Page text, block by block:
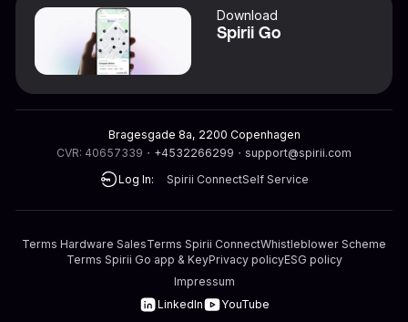
Download
Spirii Go
Bragesgade 8a, 2200 Copenhagen
CVR: 40657339 ・ +4532266299 ・ support@spirii.com
Log In:
Spirii ConnectSelf Service
Terms Hardware SalesTerms Spirii ConnectWhistleblower Scheme
Terms Spirii Go app & KeyPrivacy policyESG policy
Impressum
LinkedIn
YouTube